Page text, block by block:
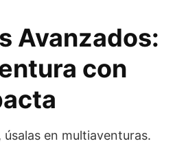
Avanzados:
con
úsalas en multiaventuras.